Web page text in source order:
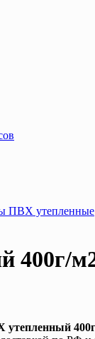
ПВХ утепленные
400г/
утепленный